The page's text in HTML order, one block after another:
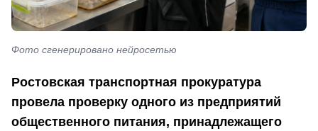
Фото сгенерировано нейросетью
Ростовская транспортная прокуратура
провела проверку одного из предприятий
общественного питания, принадлежащего